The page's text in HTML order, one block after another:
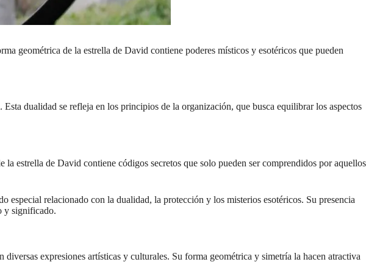
geométrica de la estrella de David contiene poderes místicos y esotéricos que pueden
dualidad se refleja en los principios de la organización, que busca equilibrar los aspectos
estrella de David contiene códigos secretos que solo pueden ser comprendidos por aquellos
relacionado con la dualidad, la protección y los misterios esotéricos. Su presencia
y significado.
expresiones artísticas y culturales. Su forma geométrica y simetría la hacen atractiva